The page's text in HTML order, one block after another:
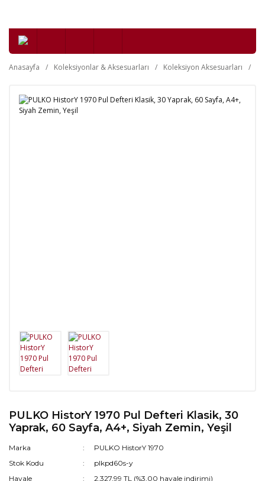
Anasayfa Koleksiyonlar & Aksesuarları Koleksiyon Aksesuarları
PULKO HistorY 1970 Pul Defteri Klasik, 30
Yaprak, 60 Sayfa, A4+, Siyah Zemin, Yeşil
Marka
PULKO HistorY 1970
Stok Kodu
plkpd60s-y
Havale
2.327,99 TL (%3,00 havale indirimi)